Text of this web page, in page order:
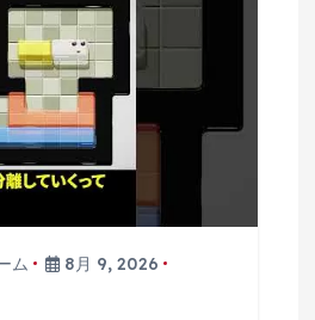
ム
8月 9, 2026